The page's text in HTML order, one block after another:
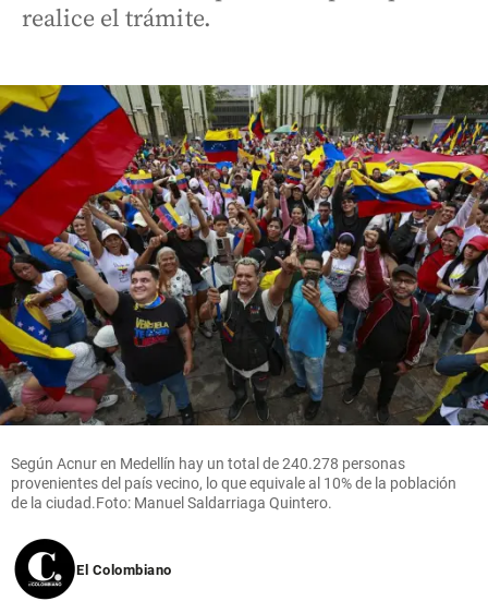
realice el trámite.
Según Acnur en Medellín hay un total de 240.278 personas
provenientes del país vecino, lo que equivale al 10% de la población
de la ciudad.Foto: Manuel Saldarriaga Quintero.
El Colombiano